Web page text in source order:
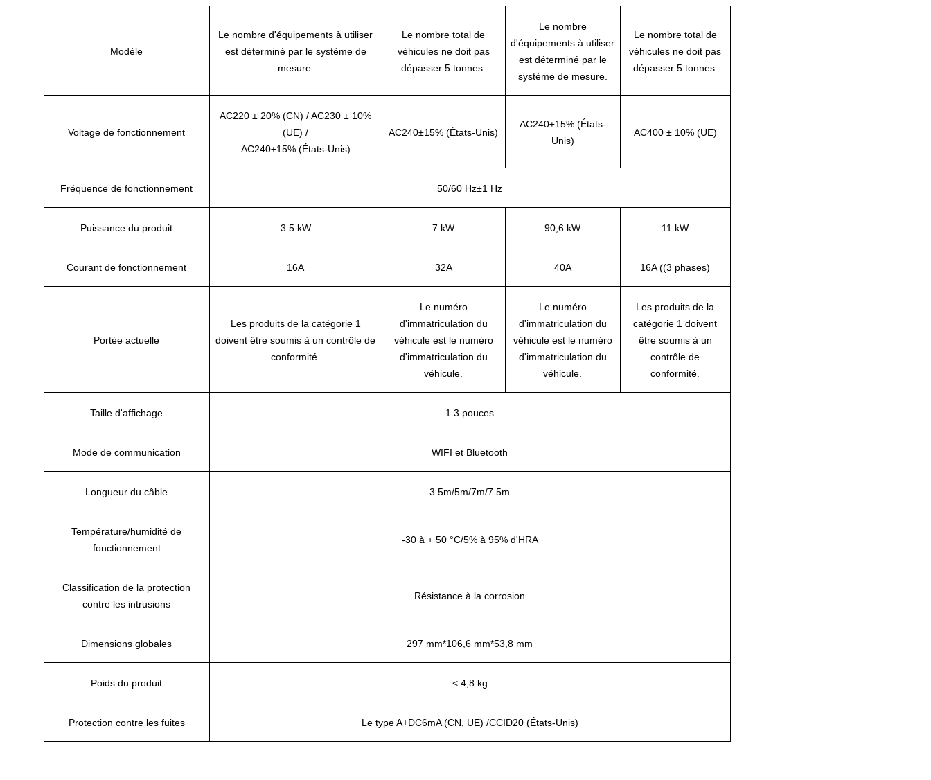
Modèle
Le nombre d'équipements à utiliser
est déterminé par le système de
mesure.
Le nombre total de
véhicules ne doit pas
dépasser 5 tonnes.
Le nombre
d'équipements à utiliser
est déterminé par le
système de mesure.
Le nombre total de
véhicules ne doit pas
dépasser 5 tonnes.
Voltage de fonctionnement
AC220 ± 20% (CN) / AC230 ± 10%
(UE) /
AC240±15% (États-Unis)
AC240±15% (États-Unis)
AC240±15% (États-
Unis)
AC400 ± 10% (UE)
Fréquence de fonctionnement 50/60 Hz±1 Hz
Puissance du produit 3.5 kW 7 kW 90,6 kW 11 kW
Courant de fonctionnement 16A 32A 40A 16A ((3 phases)
Portée actuelle
Les produits de la catégorie 1
doivent être soumis à un contrôle de
conformité.
Le numéro
d'immatriculation du
véhicule est le numéro
d'immatriculation du
véhicule.
Le numéro
d'immatriculation du
véhicule est le numéro
d'immatriculation du
véhicule.
Les produits de la
catégorie 1 doivent
être soumis à un
contrôle de
conformité.
Taille d'affichage 1.3 pouces
Mode de communication WIFI et Bluetooth
Longueur du câble 3.5m/5m/7m/7.5m
Température/humidité de
fonctionnement
-30 à + 50 °C/5% à 95% d'HRA
Classification de la protection
contre les intrusions
Résistance à la corrosion
Dimensions globales 297 mm*106,6 mm*53,8 mm
Poids du produit < 4,8 kg
Protection contre les fuites Le type A+DC6mA (CN, UE) /CCID20 (États-Unis)